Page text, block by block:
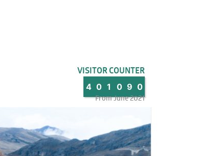
VISITOR COUNTER
4 0 1 0 9 0
From June 2021